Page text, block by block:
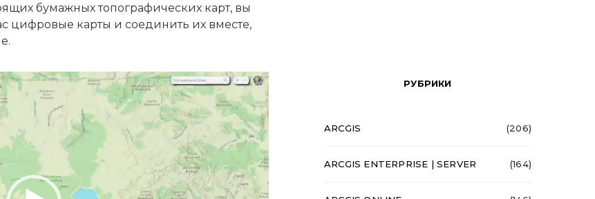
бумажных топографических карт, вы
цифровые карты и соединить их вместе,
РУБРИКИ
ARCGIS (206)
ARCGIS ENTERPRISE | SERVER (164)